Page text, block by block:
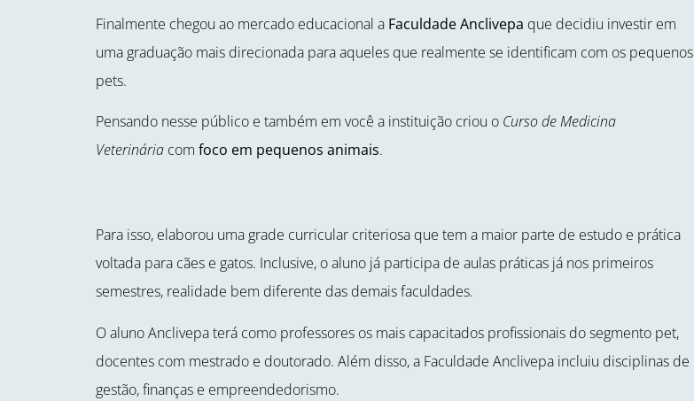
Finalmente chegou ao mercado educacional a Faculdade Anclivepa que decidiu investir em
uma graduação mais direcionada para aqueles que realmente se identificam com os pequenos
pets.
Pensando nesse público e também em você a instituição criou o Curso de Medicina
Veterinária com foco em pequenos animais.
Para isso, elaborou uma grade curricular criteriosa que tem a maior parte de estudo e prática
voltada para cães e gatos. Inclusive, o aluno já participa de aulas práticas já nos primeiros
semestres, realidade bem diferente das demais faculdades.
O aluno Anclivepa terá como professores os mais capacitados profissionais do segmento pet,
docentes com mestrado e doutorado. Além disso, a Faculdade Anclivepa incluiu disciplinas de
gestão, finanças e empreendedorismo.